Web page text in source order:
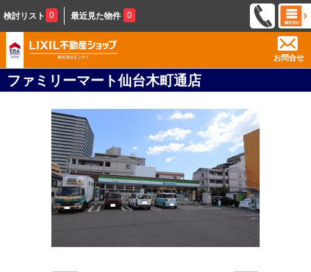
検討リスト 0 最近見た物件 0
お問合せ
ファミリーマート仙台木町通店